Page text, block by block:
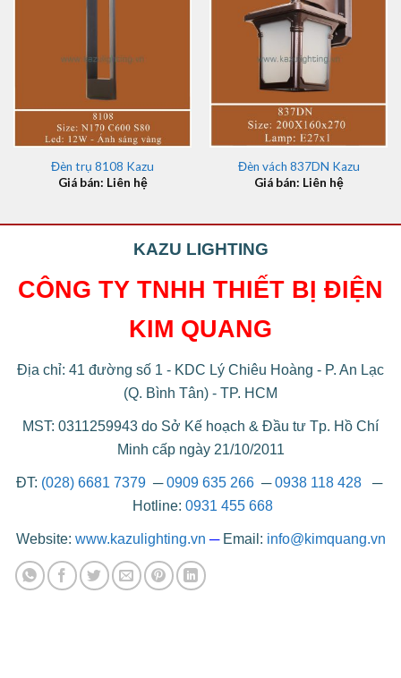
Đèn trụ 8108 Kazu
Giá bán: Liên hệ
Đèn vách 837DN Kazu
Giá bán: Liên hệ
KAZU LIGHTING
CÔNG TY TNHH THIẾT BỊ ĐIỆN
KIM QUANG
Địa chỉ: 41 đường số 1 - KDC Lý Chiêu Hoàng - P. An Lạc
(Q. Bình Tân) - TP. HCM
MST: 0311259943 do Sở Kế hoạch & Đầu tư Tp. Hồ Chí
Minh cấp ngày 21/10/2011
ĐT: (028) 6681 7379 ─0909 635 266─0938 118 428─
Hotline: 0931 455 668
Website: www.kazulighting.vn ─ Email: info@kimquang.vn